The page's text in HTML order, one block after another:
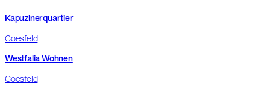
Kapuzinerquartier
Coesfeld
Westfalia Wohnen
Coesfeld